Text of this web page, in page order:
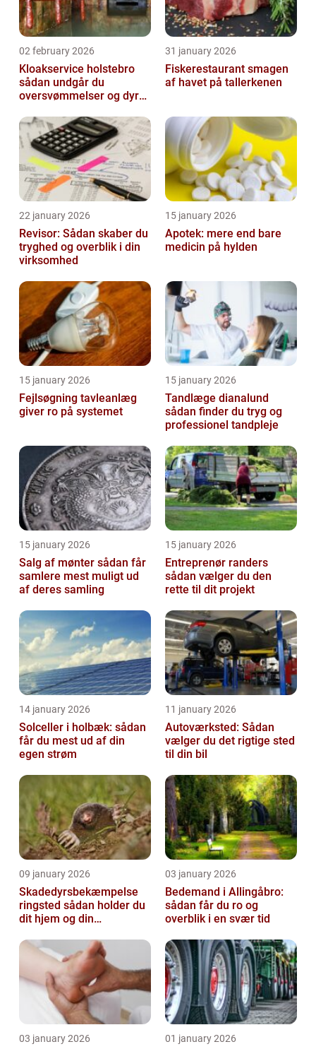
02 february 2026
Kloakservice holstebro
sådan undgår du
oversvømmelser og dyre
31 january 2026
Fiskerestaurant smagen
af havet på tallerkenen
22 january 2026
Revisor: Sådan skaber du
tryghed og overblik i din
virksomhed
15 january 2026
Apotek: mere end bare
medicin på hylden
15 january 2026
Fejlsøgning tavleanlæg
giver ro på systemet
15 january 2026
Tandlæge dianalund
sådan finder du tryg og
professionel tandpleje
15 january 2026
Salg af mønter sådan får
samlere mest muligt ud
af deres samling
15 january 2026
Entreprenør randers
sådan vælger du den
rette til dit projekt
14 january 2026
Solceller i holbæk: sådan
får du mest ud af din
egen strøm
11 january 2026
Autoværksted: Sådan
vælger du det rigtige sted
til din bil
09 january 2026
Skadedyrsbekæmpelse
ringsted sådan holder du
dit hjem og din
gæster
03 january 2026
Bedemand i Allingåbro:
sådan får du ro og
overblik i en svær tid
03 january 2026 01 january 2026